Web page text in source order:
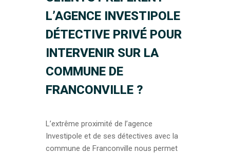
L’AGENCE INVESTIPOLE
DÉTECTIVE PRIVÉ POUR
INTERVENIR SUR LA
COMMUNE DE
FRANCONVILLE ?
L’extrême proximité de l’agence
Investipole et de ses détectives avec la
commune de Franconville nous permet